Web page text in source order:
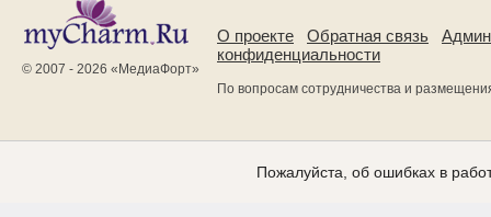
© 2007 - 2026 «МедиаФорт»
О проекте Обратная связь
конфиденциальности
По вопросам сотрудничества и
Пожалуйста, об ошибках в